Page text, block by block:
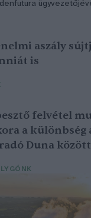
aszály
is
felvétel
a különbség
Duna között